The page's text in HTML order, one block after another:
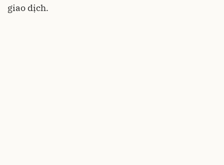
giao dịch.